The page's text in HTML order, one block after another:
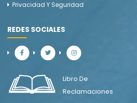
Privacidad Y Seguridad
REDES SOCIALES
Libro De
Reclamaciones